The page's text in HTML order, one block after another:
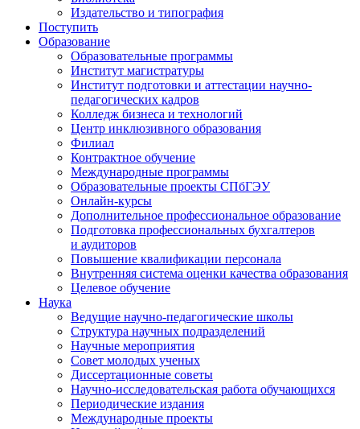
Издательство и типография
Поступить
Образование
Образовательные программы
Институт магистратуры
Институт подготовки и аттестации научно-
педагогических кадров
Колледж бизнеса и технологий
Центр инклюзивного образования
Филиал
Контрактное обучение
Международные программы
Образовательные проекты СПбГЭУ
Онлайн-курсы
Дополнительное профессиональное образование
Подготовка профессиональных бухгалтеров
и аудиторов
Повышение квалификации персонала
Внутренняя система оценки качества образования
Целевое обучение
Наука
Ведущие научно-педагогические школы
Структура научных подразделений
Научные мероприятия
Совет молодых ученых
Диссертационные советы
Научно-исследовательская работа обучающихся
Периодические издания
Международные проекты